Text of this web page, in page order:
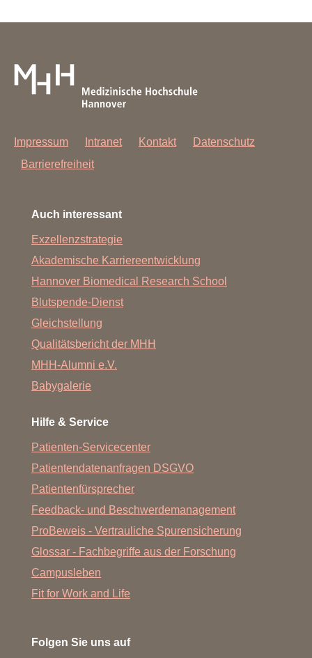
Impressum Intranet Kontakt
Datenschutz
Barrierefreiheit
Auch interessant
Exzellenzstrategie
Akademische Karriereentwicklung
Hannover Biomedical Research School
Blutspende-Dienst
Gleichstellung
Qualitätsbericht der MHH
MHH-Alumni e.V.
Babygalerie
Hilfe & Service
Patienten-Servicecenter
Patientendatenanfragen DSGVO
Patientenfürsprecher
Feedback- und Beschwerdemanagement
ProBeweis - Vertrauliche Spurensicherung
Glossar - Fachbegriffe aus der Forschung
Campusleben
Fit for Work and Life
Folgen Sie uns auf